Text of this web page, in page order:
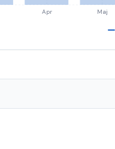
Apr Maj